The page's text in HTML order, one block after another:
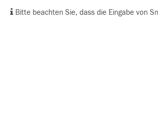
Bitte beachten Sie, dass die Eingabe von